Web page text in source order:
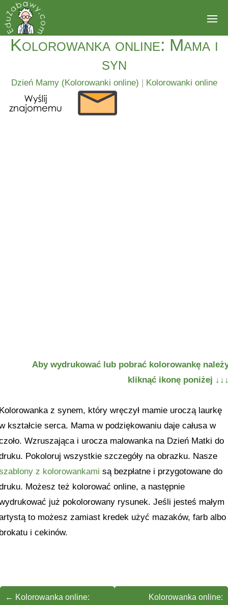
Kolorowanka online: Mama i
syn
Dzień Mamy (Kolorowanki online) | Kolorowanki online
Aby wydrukować lub pobrać kolorowankę
kliknąć ikonę poniżej
z synem, który wręczył mamie uroczą laurkę
kształcie serca. Mama w podziękowaniu daje całusa w
Wzruszająca i urocza malowanka na Dzień Matki do
Pokoloruj wszystkie szczegóły na obrazku. Nasze
z kolorowankami są bezpłatne i przygotowane do
Możesz też kolorować online, a następnie
już pokolorowany rysunek. Jeśli jesteś małym
to możesz zamiast kredek użyć mazaków, farb albo
i cekinów.
← Kolorowanka online:
Kolorowanka online: